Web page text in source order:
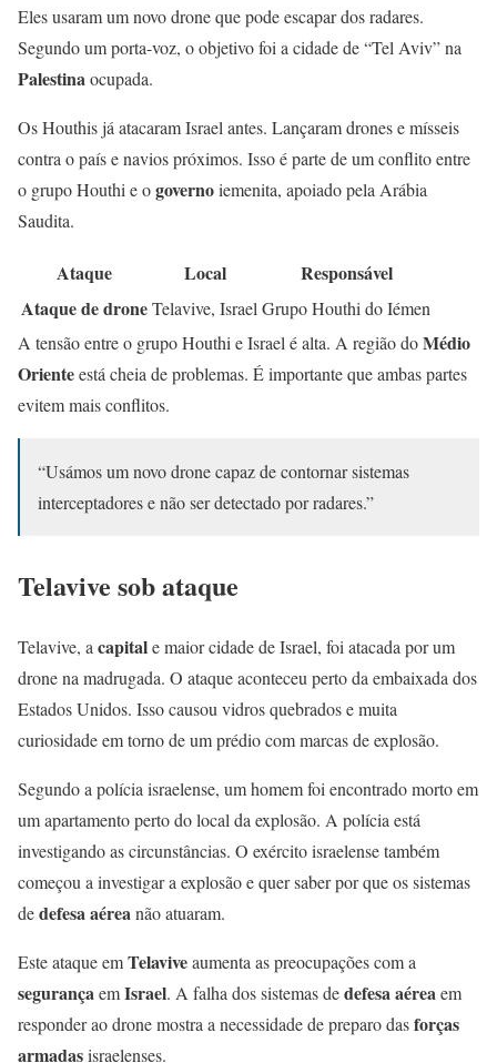
Eles usaram um novo drone que pode escapar dos radares.
Segundo um porta-voz, o objetivo foi a cidade de “Tel Aviv” na
Palestinaocupada.
Os Houthis já atacaram Israel antes. Lançaram drones e mísseis
contra o país e navios próximos. Isso é parte de um conflito entre
o grupo Houthi e ogovernoiemenita, apoiado pela Arábia
Saudita.
Ataque Local
Responsável
Ataque de droneTelavive, Israel Grupo Houthi do Iémen
A tensão entre o grupo Houthi e Israel é alta. A região doMédio
Orienteestá cheia de problemas. É importante que ambas partes
evitem mais conflitos.
“Usámos um novo drone capaz de contornar sistemas
interceptadores e não ser detectado por radares.”
Telavive sob ataque
Telavive, a capitale maior cidade de Israel, foi atacada por um
drone na madrugada. O ataque aconteceu perto da embaixada dos
Estados Unidos. Isso causou vidros quebrados e muita
curiosidade em torno de um prédio com marcas de explosão.
Segundo a polícia israelense, um homem foi encontrado morto em
um apartamento perto do local da explosão. A polícia está
investigando as circunstâncias. O exército israelense também
começou a investigar a explosão e quer saber por que os sistemas
dedefesa aéreanão atuaram.
Este ataque emTelaviveaumenta as preocupações com a
segurançaemIsrael. A falha dos sistemas dedefesa aéreaem
responder ao drone mostra a necessidade de preparo dasforças
armadasisraelenses.